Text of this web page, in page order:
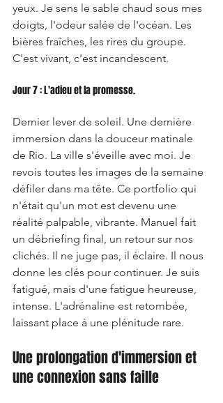
yeux. Je sens le sable chaud sous mes
doigts, l'odeur salée de l'océan. Les
bières fraîches, les rires du groupe.
C'est vivant, c'est incandescent.
Jour 7 : L'adieu et la promesse.
Dernier lever de soleil. Une dernière
immersion dans la douceur matinale
de Rio. La ville s'éveille avec moi. Je
revois toutes les images de la semaine
défiler dans ma tête. Ce portfolio qui
n'était qu'un mot est devenu une
réalité palpable, vibrante. Manuel fait
un débriefing final, un retour sur nos
clichés. Il ne juge pas, il éclaire. Il nous
donne les clés pour continuer. Je suis
fatigué, mais d'une fatigue heureuse,
intense. L'adrénaline est retombée,
laissant place à une plénitude rare.
Une prolongation d'immersion et
une connexion sans faille